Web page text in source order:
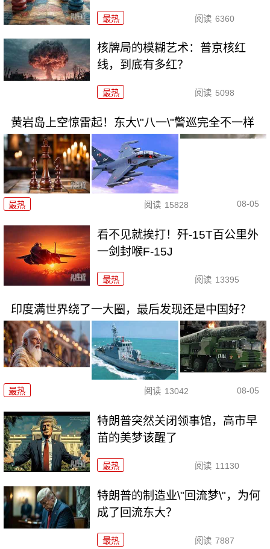
最热 阅读 6360
核牌局的模糊艺术：普京核红
线，到底有多红？
最热 阅读 5098
黄岩岛上空惊雷起！东大\"八一\"警巡完全不一样
最热 阅读 15828 08-05
看不见就挨打！歼-15T百公里外
一剑封喉F-15J
最热 阅读 13395
印度满世界绕了一大圈，最后发现还是中国好？
最热 阅读 13042 08-05
特朗普突然关闭领事馆，高市早
苗的美梦该醒了
最热 阅读 11130
特朗普的制造业\"回流梦\"，为何
成了回流东大？
最热 阅读 7887